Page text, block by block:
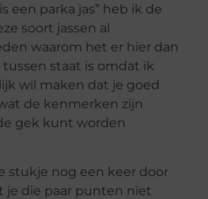
een parka jas” heb ik de
soort jassen al
waarom het er hier dan
staat is omdat ik
wil maken dat je goed
de kenmerken zijn
gek kunt worden
stukje nog een keer door
je die paar punten niet